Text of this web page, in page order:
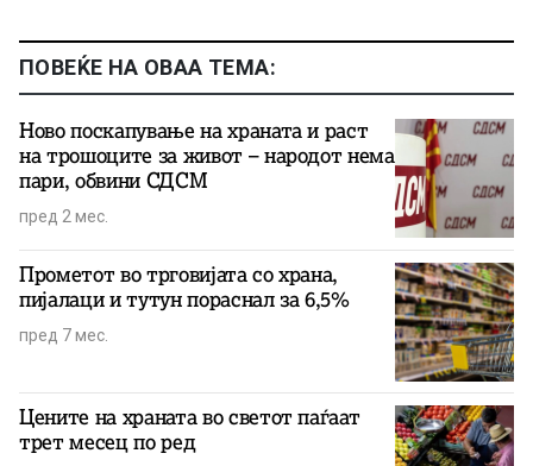
ПОВЕЌЕ НА ОВАА ТЕМА:
Ново поскапување на храната и раст
на трошоците за живот – народот нема
пари, обвини СДСМ
пред 2 мес.
Прометот во трговијата со храна,
пијалаци и тутун пораснал за 6,5%
пред 7 мес.
Цените на храната во светот паѓаат
трет месец по ред